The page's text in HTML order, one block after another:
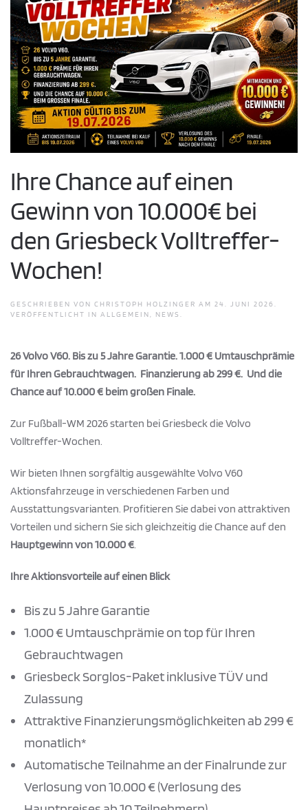
Ihre Chance auf einen
Gewinn von 10.000€ bei
den Griesbeck Volltreffer-
Wochen!
GESCHRIEBEN VON CHRISTOPH HOLZINGER AM 24. JUNI 2026 .
VERÖFFENTLICHT IN ALLGEMEIN, NEWS .
26 Volvo V60. Bis zu 5 Jahre Garantie. 1.000 € Umtauschprämie
für Ihren Gebrauchtwagen. Finanzierung ab 299 €. Und die
Chance auf 10.000 € beim großen Finale.
Zur Fußball-WM 2026 starten bei Griesbeck die Volvo
Volltreffer-Wochen.
Wir bieten Ihnen sorgfältig ausgewählte Volvo V60
Aktionsfahrzeuge in verschiedenen Farben und
Ausstattungsvarianten. Profitieren Sie dabei von attraktiven
Vorteilen und sichern Sie sich gleichzeitig die Chance auf den
Hauptgewinn von 10.000 €.
Ihre Aktionsvorteile auf einen Blick
Bis zu 5 Jahre Garantie
1.000 € Umtauschprämie on top für Ihren
Gebrauchtwagen
Griesbeck Sorglos-Paket inklusive TÜV und
Zulassung
Attraktive Finanzierungsmöglichkeiten ab 299 €
monatlich*
Automatische Teilnahme an der Finalrunde zur
Verlosung von 10.000 € (Verlosung des